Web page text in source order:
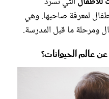
لمعرفة صاحبها. وهي
ومرحلة ما قبل المدرسة.
عالم الحيوانات؟